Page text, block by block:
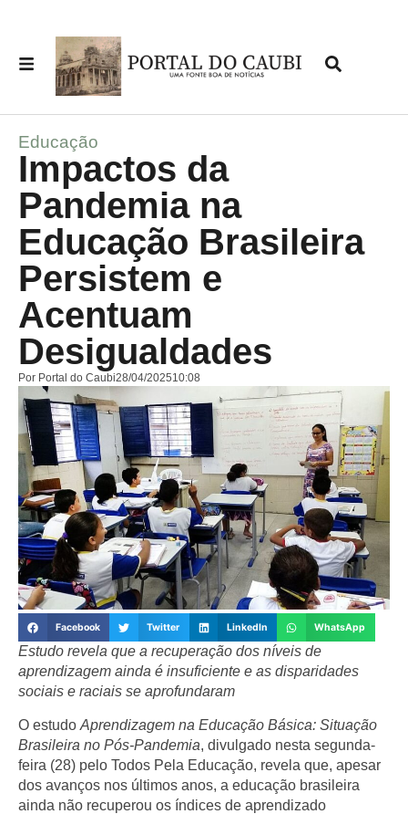
Educação
Impactos da
Pandemia na
Educação Brasileira
Persistem e
Acentuam
Desigualdades
Por Portal do Caubi28/04/202510:08
Facebook Twitter LinkedIn WhatsApp
Estudo revela que a recuperação dos níveis de
aprendizagem ainda é insuficiente e as disparidades
sociais e raciais se aprofundaram
O estudo Aprendizagem na Educação Básica: Situação
Brasileira no Pós-Pandemia, divulgado nesta segunda-
feira (28) pelo Todos Pela Educação, revela que, apesar
dos avanços nos últimos anos, a educação brasileira
ainda não recuperou os índices de aprendizado